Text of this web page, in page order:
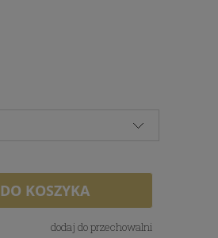
DO KOSZYKA
dodaj do przechowalni